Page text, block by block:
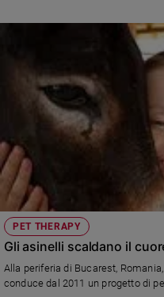
Devozione
del
giorno
Santo
del
giorno
Società
e
valori
PET THERAPY
Gli asinelli scaldano il
Alla periferia di Bucarest,
conduce dal 2011 un progetto di